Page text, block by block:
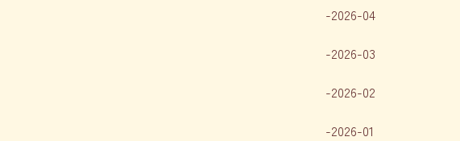
2026-04
2026-03
2026-02
2026-01